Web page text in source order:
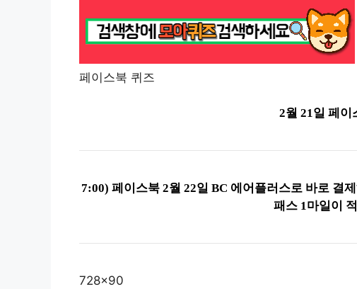
페이스북 퀴즈
2월 21일 페이
7:00) 페이스북 2월 22일 BC 에어플러스로 바로 결
패스 1마일이
728×90